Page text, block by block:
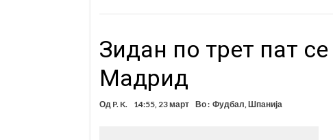
Зидан по трет пат
Мадрид
Од P. K. 14:55, 23 март Во : Фудбал Шпанија